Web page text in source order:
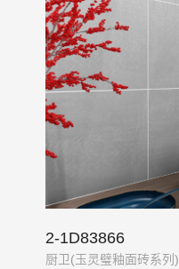
2-1D83866
厨卫(玉灵璧釉面砖系列)